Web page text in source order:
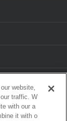
website,
traffic. W
with our a
it with o